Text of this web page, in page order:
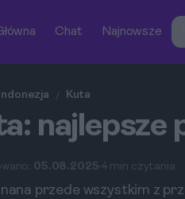
Chat Najnowsze
/ Kuta
najlepsze
05.08.2025 4 min czytania
przede wszystkim z